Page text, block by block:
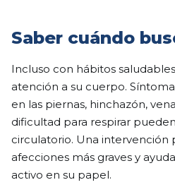
Saber cuándo
Incluso con hábitos
atención a su cuerpo.
en las piernas, hinchazón,
dificultad para respirar
circulatorio. Una
afecciones más graves y
activo en su papel.